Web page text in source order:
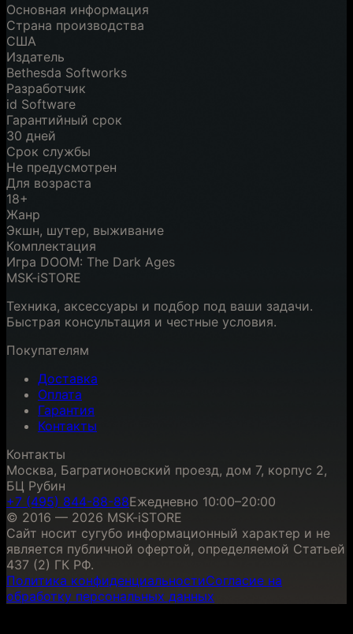
Основная информация
Страна производства
США
Издатель
Bethesda Softworks
Разработчик
id Software
Гарантийный срок
30 дней
Срок службы
Не предусмотрен
Для возраста
18+
Жанр
Экшн, шутер, выживание
Комплектация
Игра DOOM: The Dark Ages
MSK-iSTORE
Техника, аксессуары и подбор под ваши задачи.
Быстрая консультация и честные условия.
Покупателям
Доставка
Оплата
Гарантия
Контакты
Контакты
Москва, Багратионовский проезд, дом 7, корпус 2,
БЦ Рубин
+7 (495) 844-88-88Ежедневно 10:00–20:00
© 2016 — 2026 MSK-iSTORE
Сайт носит сугубо информационный характер и не
является публичной офертой, определяемой Статьей
437 (2) ГК РФ.
Политика конфиденциальностиСогласие на
обработку персональных данных